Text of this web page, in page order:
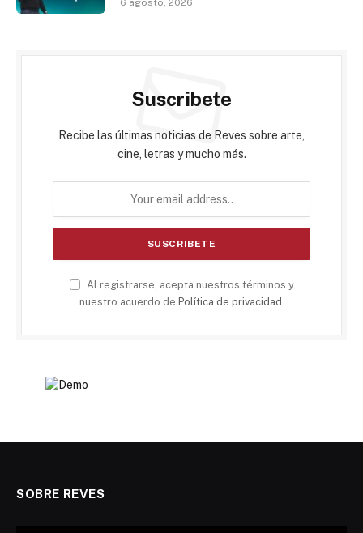
Suscribete
Recibe las últimas noticias de Reves sobre arte,
cine, letras y mucho más.
Al registrarse, acepta nuestros términos y
nuestro acuerdo de Política de privacidad
SOBRE REVES